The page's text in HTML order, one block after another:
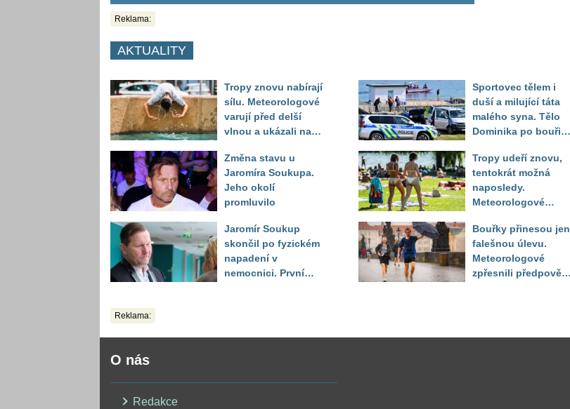
Reklama:
AKTUALITY
Tropy znovu nabírají
sílu. Meteorologové
varují před delší
vlnou a ukázali na
bude nejhorší
Změna stavu u
Jaromíra Soukupa.
Jeho okolí
promluvilo
Jaromír Soukup
skončil po fyzickém
napadení v
nemocnici. První
Sportovec tělem i
duší a milující táta
malého syna. Tělo
Dominika po bouři
až druhý den
Tropy udeří znovu,
tentokrát možná
naposledy.
Meteorologové
do září
Bouřky přinesou jen
falešnou úlevu.
Meteorologové
zpřesnili předpověď
Reklama:
O nás
Redakce